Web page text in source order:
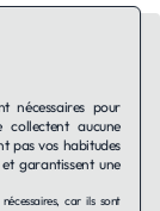
Taffin.tech
nécessaires pour
collectent aucune
pas vos habitudes
garantissent une
car ils sont